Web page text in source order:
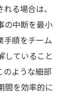
る場合は、
の中断を最小
手順をチーム
していること
のような細部
間を効率的に